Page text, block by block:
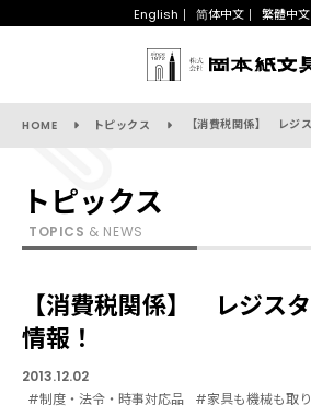
English 简体中文 繁體中文
HOME トピックス 【消費税関係】 レジ
トピックス
TOPICS & NEWS
【消費税関係】 レジス
情報！
2013.12.02
#制度・法令・時事対応品
#家具も機械も取